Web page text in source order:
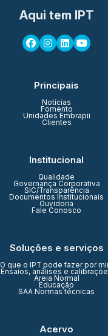
Aqui tem IPT
Principais
Notícias
Fomento
Unidades Embrapii
Clientes
Institucional
Qualidade
Governança Corporativa
SIC/Transparência
Documentos Institucionais
Ouvidoria
Fale Conosco
Soluções e serviços
O que o IPT pode fazer por
Ensaios, análises e
Areia Normal
Educação
SAA Normas técnicas
Acervo